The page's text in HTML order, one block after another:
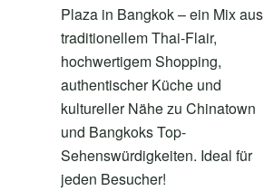
Plaza in Bangkok – ein Mix aus
traditionellem Thai-Flair,
hochwertigem Shopping,
authentischer Küche und
kultureller Nähe zu Chinatown
und Bangkoks Top-
Sehenswürdigkeiten. Ideal für
jeden Besucher!